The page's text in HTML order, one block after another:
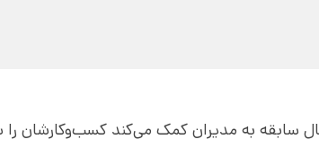
مدیرسبز با بیش از 17 سال سابقه به مدیران کمک می‌کند